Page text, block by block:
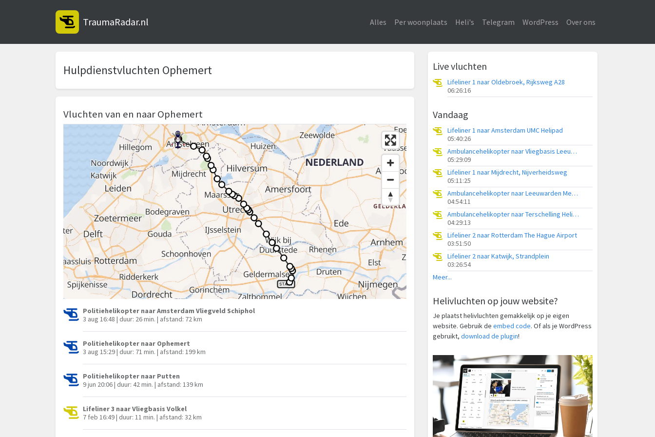
TraumaRadar.nl Alles Per woonplaats Heli's Telegram WordPress Over ons
Hulpdienstvluchten Ophemert
Vluchten van en naar Ophemert
Politiehelikopter naar Amsterdam Vliegveld Schiphol
3 aug 16:48 | duur: 26 min. | afstand: 72 km
Politiehelikopter naar Ophemert
3 aug 15:29 | duur: 71 min. | afstand: 199 km
Politiehelikopter naar Putten
9 jun 20:06 | duur: 42 min. | afstand: 139 km
Lifeliner 3 naar Vliegbasis Volkel
7 feb 16:49 | duur: 11 min. | afstand: 32 km
Live vluchten
Lifeliner 1 naar Oldebroek, Rijksweg A28
06:26:16
Vandaag
Lifeliner 1 naar Amsterdam UMC Helipad
05:40:26
Ambulancehelikopter naar Vliegbasis Leeuwarden
05:29:09
Lifeliner 1 naar Mijdrecht, Nijverheidsweg
05:11:25
Ambulancehelikopter naar Leeuwarden Medical Center Heliport
04:54:11
Ambulancehelikopter naar Terschelling Heliport
04:29:13
Lifeliner 2 naar Rotterdam The Hague Airport
03:51:50
Lifeliner 2 naar Katwijk, Strandplein
03:26:54
Meer...
Helivluchten op jouw website?
Je plaatst helivluchten gemakkelijk op je eigen
website. Gebruik de embed code. Of als je WordPress
gebruikt, download de plugin!